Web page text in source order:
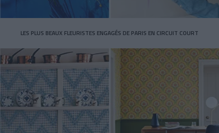
LES PLUS BEAUX FLEURISTES ENGAGÉS DE PARIS EN CIRCUIT COURT